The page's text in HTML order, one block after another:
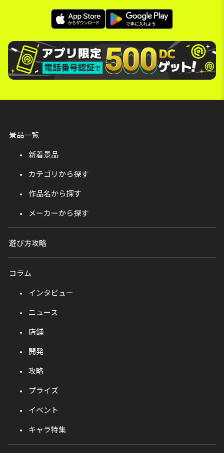
景品一覧
新着景品
カテゴリから探す
作品名から探す
メーカーから探す
遊び方攻略
コラム
インタビュー
ニュース
店舗
開発
攻略
プライズ
イベント
キャラ特集